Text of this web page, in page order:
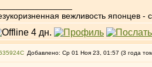
вежливость японцев -
Добавлено: Ср 01 Ноя 23, 01:57 (3 года